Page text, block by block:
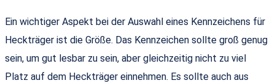
Ein wichtiger Aspekt bei der Auswahl eines Kennzeichens für
Heckträger ist die Größe. Das Kennzeichen sollte groß genug
sein, um gut lesbar zu sein, aber gleichzeitig nicht zu viel
Platz auf dem Heckträger einnehmen. Es sollte auch aus